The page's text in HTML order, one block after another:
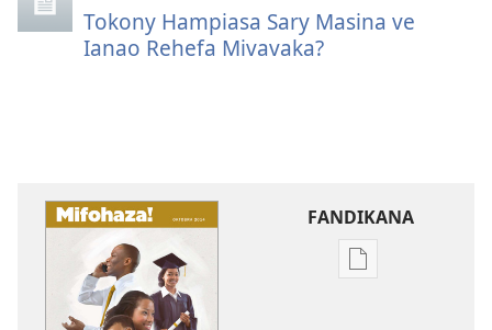
Tokony Hampiasa Sary Masina ve
Ianao Rehefa Mivavaka?
FANDIKANA
Fandikana